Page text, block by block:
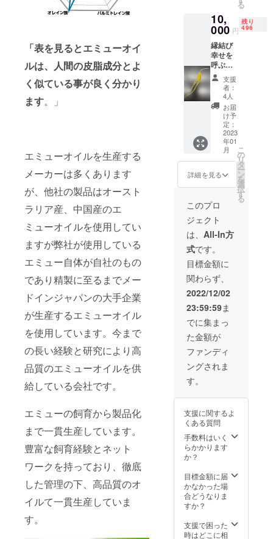
「表を見るとエミューオイ
ルは、人間の皮脂成分とよ
く似ている事が良く分かり
ます。」
エミューオイルを生産する
メーカーは多くあります
が、他社の製品はオースト
ラリア産、中国産のエ
ミューオイルを使用してい
ますが弊社が使用している
エミュー自体が自社のもの
であり精製に至るまでメー
ドインジャパンの大手企業
が生産するエミューオイル
を使用しています。今まで
の長い経験と研究により高
品質のエミューオイルを供
給している会社です。
エミューの飼育から製品化
まで一貫生産しています。
豊富な飼育経験とネット
ワークを持っており、徹底
した管理の下、高品質のオ
イルて一貫生産していま
す。
定価
3980円
税込み1
個 體ケ
アスラ
ム定価
2980円
税込み1
11800
円税込
み 送
料無料
る
10,
000 円
残り
496
縁結び
幸せを
呼ぶお
守り定
価440円
税込み1
個 クレ
ンジン
グバー
ム定価
4400円
税込み2
個 體ケ
アス
リーム
定価
3980円
税込み1
個 體ケ
アスラ
ム定価
2980円
税込み1
個 計
16200
円
39%OF
F
支援
者：
4人
お届
け予
定：
2023
年01
月
詳細を見る
こ
の
リ
タ
ー
ン
を
選
択
す
る
このプロ
ジェクト
は、 All-In方
式です。
目標金額に
関わらず、
2022/12/02
23:59:59ま
でに集まっ
た金額が
ファンディ
ングされま
す。
支援に関するよ
くある質問
手数料はいく
らかかります
か？
目標金額に届
かなかった場
合どうなりま
すか？
支援で困った
時はどこに相